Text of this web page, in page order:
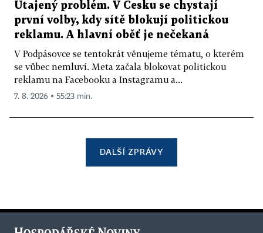
Utajený problém. V Česku se chystají
první volby, kdy sítě blokují politickou
reklamu. A hlavní oběť je nečekaná
V Podpásovce se tentokrát věnujeme tématu, o kterém
se vůbec nemluví. Meta začala blokovat politickou
reklamu na Facebooku a Instagramu a...
7. 8. 2026 ▪ 55:23 min.
DALŠÍ ZPRÁVY